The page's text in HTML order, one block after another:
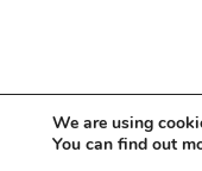
We are using
You can find out